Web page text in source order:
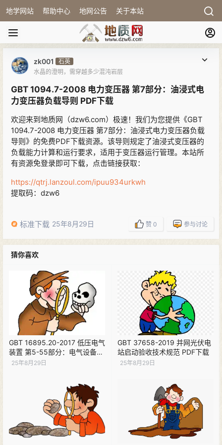
地学网站 帮助中心 地网公告 关于本站
zk001
石英
水晶的澄明，需穿越多少混沌岩层
GBT 1094.7-2008 电力变压器 第7部分：油浸式电
力变压器负载导则 PDF下载
欢迎来到地质网（dzw6.com）极速！我们为您提供《GBT
1094.7-2008 电力变压器 第7部分：油浸式电力变压器负载
导则》的免费PDF下载资源。该导则规定了油浸式变压器的
负载能力计算和运行要求，适用于变压器运行管理。本站所
有资源免登录即可下载，点击链接获取：
https://qtrj.lanzoul.com/ipuu934urkwh
提取码：dzw6
标准下载 25年8月29日 赞 0 参与讨论
猜你喜欢
GBT 16895.20-2017 低压电气
装置 第5-55部分：电气设备的
选择和安装 其他设备 PDF下载
25年8月29日
GBT 37658-2019 并网光伏电
站启动验收技术规范 PDF下载
25年8月29日